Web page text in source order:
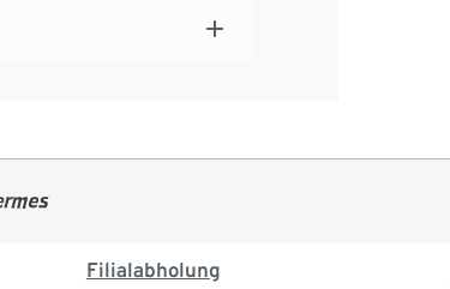
Filialabholung